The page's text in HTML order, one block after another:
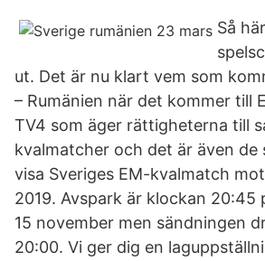
Så
ut. Det är nu klart vem som
– Rumänien när det kommer till
TV4 som äger rättigheterna till
kvalmatcher och det är även de
visa Sveriges EM-kvalmatch
2019. Avspark är klockan 20:45
15 november men sändningen
20:00. Vi ger dig en